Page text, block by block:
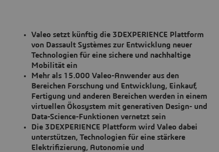
Valeo setzt künftig die 3DEXPERIENCE Plattform
von Dassault Systèmes zur Entwicklung neuer
Technologien für eine sichere und nachhaltige
Mobilität ein
Mehr als 15.000 Valeo-Anwender aus den
Bereichen Forschung und Entwicklung, Einkauf,
Fertigung und anderen Bereichen werden in einem
virtuellen Ökosystem mit generativen Design- und
Data-Science-Funktionen vernetzt sein
Die 3DEXPERIENCE Plattform wird Valeo dabei
unterstützen, Technologien für eine stärkere
Elektrifizierung, Autonomie und